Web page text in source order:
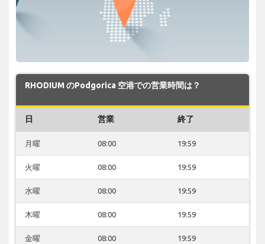
RHODIUM のPodgorica 空港での営業時間は？
日 営業 終了
月曜 08:00 19:59
火曜 08:00 19:59
水曜 08:00 19:59
木曜 08:00 19:59
金曜 08:00 19:59